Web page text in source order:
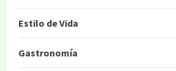
Estilo de Vida
Gastronomía